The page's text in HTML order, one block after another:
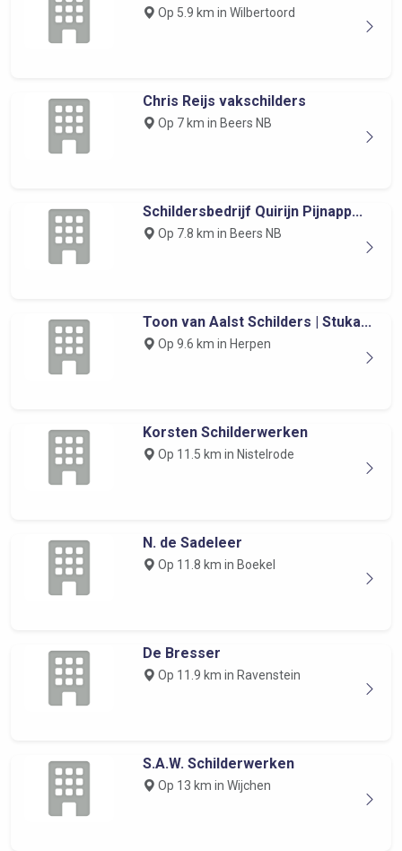
Op 5.9 km in Wilbertoord
Chris Reijs vakschilders
Op 7 km in Beers NB
Schildersbedrijf Quirijn Pijnapp...
Op 7.8 km in Beers NB
Toon van Aalst Schilders | Stuka...
Op 9.6 km in Herpen
Korsten Schilderwerken
Op 11.5 km in Nistelrode
N. de Sadeleer
Op 11.8 km in Boekel
De Bresser
Op 11.9 km in Ravenstein
S.A.W. Schilderwerken
Op 13 km in Wijchen